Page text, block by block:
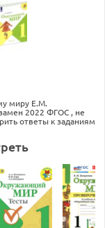
миру Е.М.
2022 ФГОС , не
ответы к заданиям